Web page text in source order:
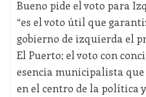
Bueno pide el voto para
“es el voto útil que
gobierno de izquierda el
El Puerto; el voto con
esencia municipalista
en el centro de la política